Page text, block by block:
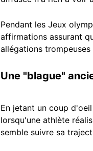
Pendant les Jeux
affirmations assurant
allégations
Une "blague"
En jetant un coup
lorsqu'une athlète
semble suivre sa